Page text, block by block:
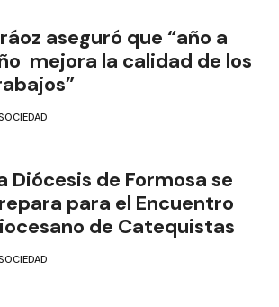
aseguró que “año a
mejora la calidad de los
SOCIEDAD
Diócesis de Formosa se
para el Encuentro
de Catequistas
SOCIEDAD